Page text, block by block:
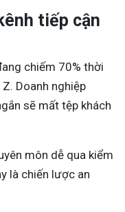
tiếp cận
chiếm 70% thời
Doanh nghiệp
sẽ mất tệp khách
môn dễ qua kiểm
là chiến lược an